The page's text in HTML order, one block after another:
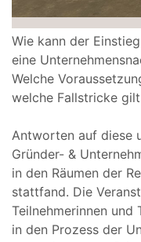
Wie kann der
eine
Welche
welche Fallstricke
Antworten auf diese
Gründer- &
in den Räumen der
stattfand. Die
Teilnehmerinnen und
in den Prozess der